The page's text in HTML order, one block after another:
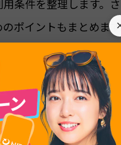
条件を整理します。
ポイントもまとめま
に過ごせます。乗り
合う一軒を選んでみ